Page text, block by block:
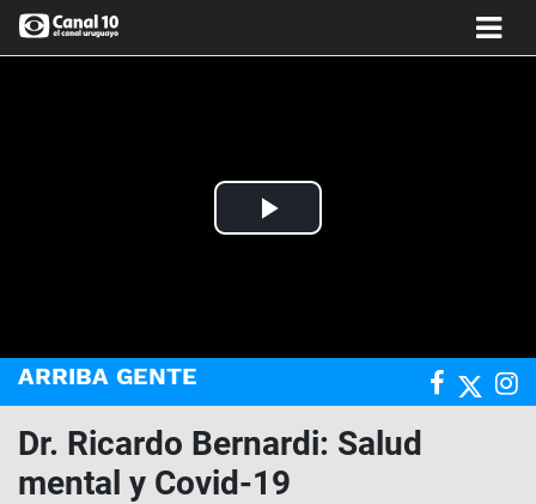
Play
ARRIBA GENTE
Dr. Ricardo Bernardi: Salud
mental y Covid-19